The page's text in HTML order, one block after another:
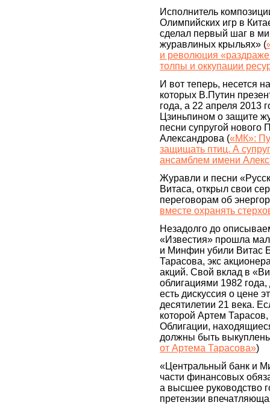
Исполнитель
Олимпийских игр в
сделал первый шаг в
журавлиных крыльях» (
и революция
толпы и оккупации
И вот теперь, несется
которых В.Путин
года, а 22 апреля 2013
Цзиньпином о защите
песни супругой
Александрова («МК»:
защищать птиц. А
ансамблем имени
Журавли и песни
Витаса, открыл свои
переговорам об
вместе охранять
Незадолго до
«Известия» прошла
и Минфин убили Витас
Тарасова, экс
акций. Свой вклад в
облигациями 1982
есть дискуссия о цене
десятилетии 21 века.
которой Артем
Облигации,
должны быть
от Артема Тарасова»)
«Центральный банк и
части финансовых
а высшее руководство
претензии